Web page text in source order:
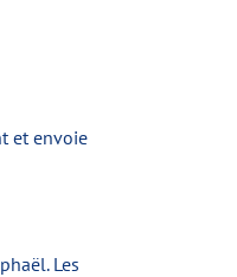
et envoie
Les